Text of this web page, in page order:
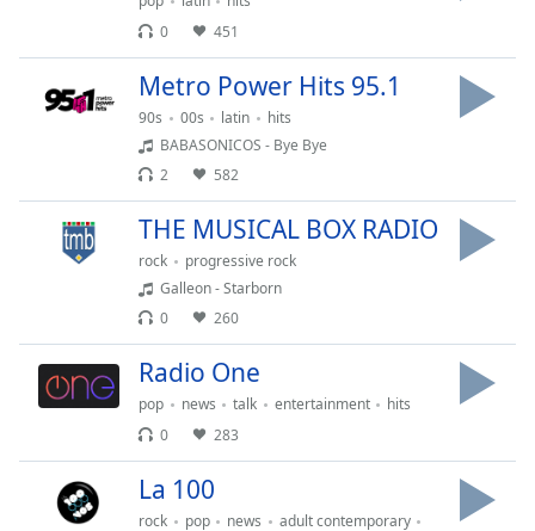
Color
Text
Background
Caption
Area
Color
0
451
Metro Power Hits 95.1
90s 00s latin
hits
BABASONICOS - Bye Bye
2
582
THE MUSICAL BOX RADIO
rock
progressive rock
Galleon - Starborn
0
260
Radio One
pop news talk entertainment
hits
0
283
La 100
rock pop news
adult contemporary